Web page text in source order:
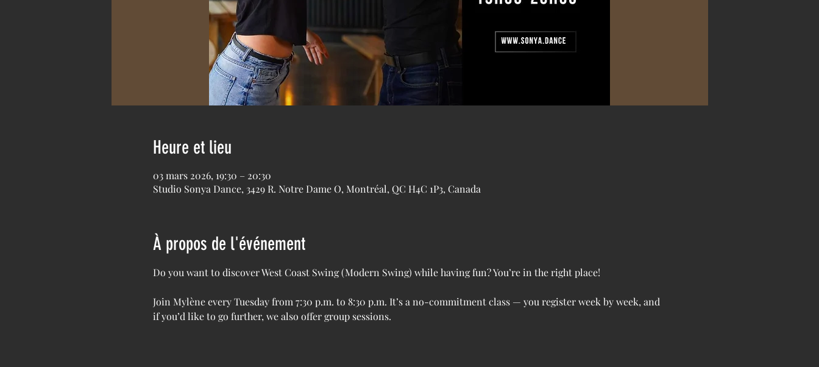
Heure et lieu
03 mars 2026, 19:30 – 20:30
Studio Sonya Dance, 3429 R. Notre Dame O, Montréal, QC H4C 1P3, Canada
À propos de l'événement
Do you want to discover West Coast Swing (Modern Swing) while having fun? You’re in the right place!
Join Mylène every Tuesday from 7:30 p.m. to 8:30 p.m. It’s a no-commitment class — you register week by week, and
if you’d like to go further, we also offer group sessions.